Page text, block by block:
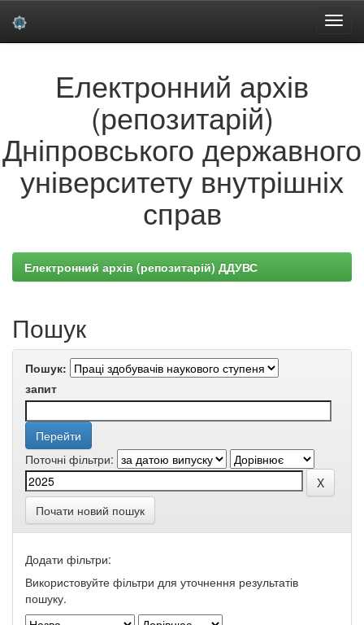
Електронний архів
(репозитарій)
Дніпровського державного
університету внутрішніх
справ
Електронний архів (репозитарій) ДДУВС
Пошук
Пошук:
запит
Поточні фільтри:
Почати новий пошук
Додати фільтри:
Використовуйте фільтри для уточнення результатів
пошуку.